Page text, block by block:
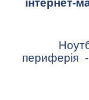
периферія -